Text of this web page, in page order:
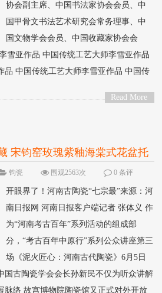
协会副主席、中国书法家协会会员、中
国甲骨文书法艺术研究会常务理事、中
国文物学会会员、中国收藏家协会会
雪亚作品 中国传统工艺大师李雪亚作品
品 中国传统工艺大师李雪亚作品 中国传
Read More
宋钧窑玫瑰紫釉海棠式花盆托
钧瓷 围观2563次
0 条评
开眼界了！河南古陶瓷“七宗最”来源：河
南日报网 河南日报客户端记者 张体义 作
为“河南考古百年”系列活动的组成部
分，“考古百年中原行”系列公众讲座第三
场《泥火匠心：河南古代陶瓷》6月5日
国古陶瓷学会会长孙新民不仅为听众讲解
脉络 故宫博物院陶瓷馆又正式对外开放